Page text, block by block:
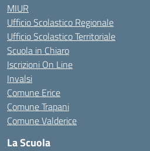
MIUR
Ufficio Scolastico Regionale
Ufficio Scolastico Territoriale
Scuola in Chiaro
Iscrizioni On Line
Invalsi
Comune Erice
Comune Trapani
Comune Valderice
La Scuola